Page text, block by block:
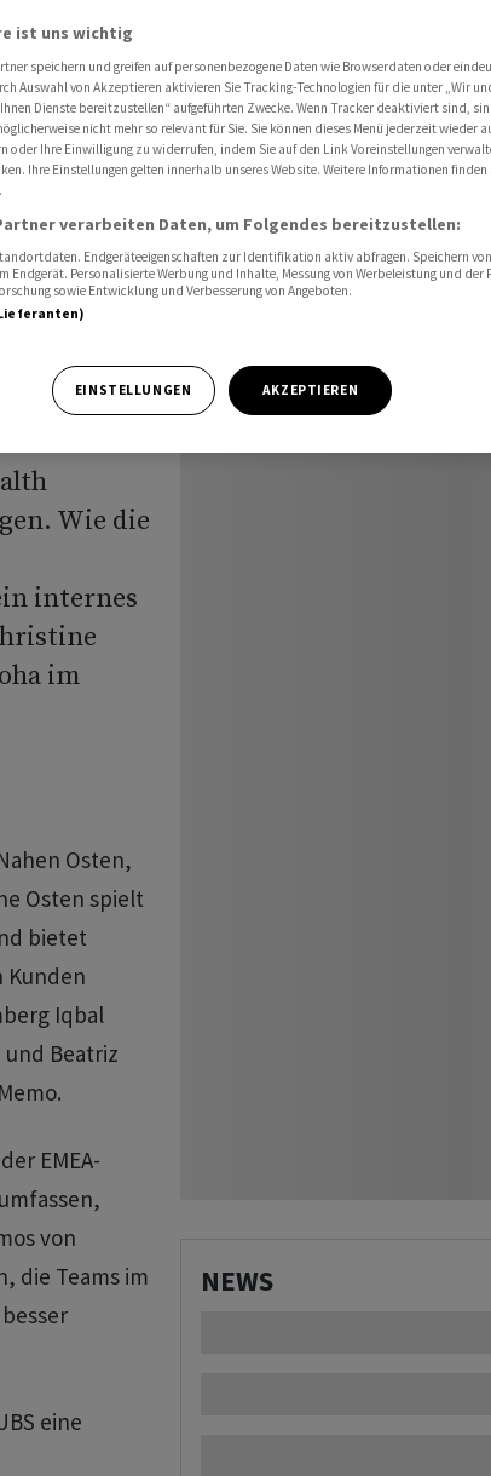
nach Doha
nach
Wie die
internes
im
Osten,
Osten spielt
bietet
Kunden
Iqbal
und Beatriz
EMEA-
von
die Teams im
eine
NEWS
ist uns wichtig
speichern und greifen auf personenbezogene Daten wie Browserdaten oder
Auswahl von Akzeptieren aktivieren Sie Tracking-Technologien für die unter „Wir
Dienste bereitzustellen“ aufgeführten Zwecke. Wenn Tracker deaktiviert sind,
nicht mehr so relevant für Sie. Sie können dieses Menü jederzeit wieder
oder Ihre Einwilligung zu widerrufen, indem Sie auf den Link Voreinstellungen
Ihre Einstellungen gelten innerhalb unseres Website. Weitere Informationen finden
verarbeiten Daten, um Folgendes bereitzustellen:
Endgeräteeigenschaften zur Identifikation aktiv abfragen. Speichern
Endgerät. Personalisierte Werbung und Inhalte, Messung von Werbeleistung und der
sowie Entwicklung und Verbesserung von Angeboten.
EINSTELLUNGEN AKZEPTIEREN